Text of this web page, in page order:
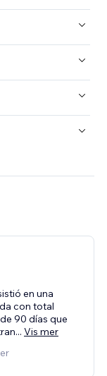
en una
con total
90 días que
... Vis mer